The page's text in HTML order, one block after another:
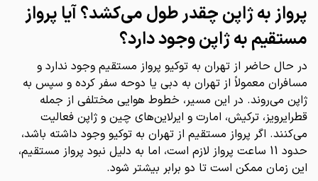
پرواز به ژاپن چقدر طول می‌کشد؟ آیا پرواز
مستقیم به ژاپن وجود دارد؟
در حال حاضر از تهران به توکیو پرواز مستقیم وجود ندارد و
مسافران معمولاً از تهران به دبی یا دوحه سفر کرده و سپس به
ژاپن می‌روند. در این مسیر، خطوط هوایی مختلفی از جمله
قطرایرویز، ترکیش، امارت و ایرلاین‌های چین و ژاپن فعالیت
می‌کنند. اگر پرواز مستقیم از تهران به توکیو وجود داشته باشد،
حدود 11 ساعت پرواز لازم است، اما به دلیل نبود پرواز مستقیم،
این زمان ممکن است تا دو برابر بیشتر شود.